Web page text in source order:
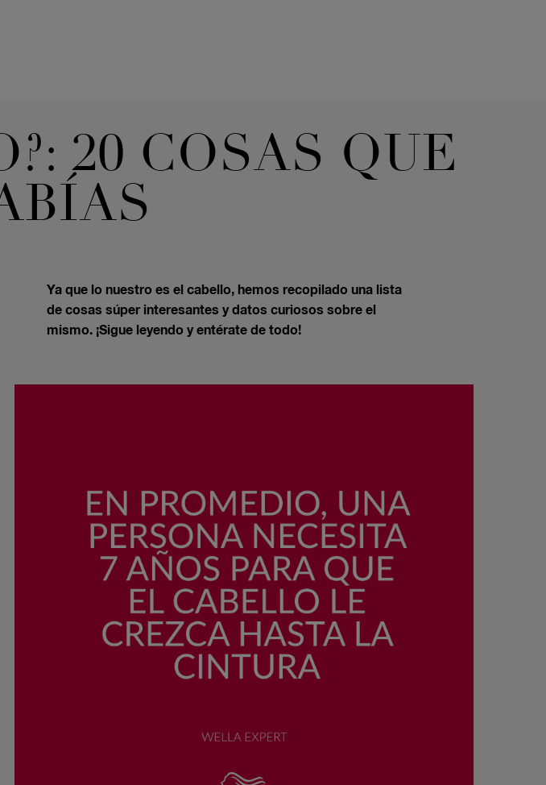
20 COSAS QUE
Ya que lo nuestro es el cabello, hemos recopilado una lista
de cosas súper interesantes y datos curiosos sobre el
mismo. ¡Sigue leyendo y entérate de todo!